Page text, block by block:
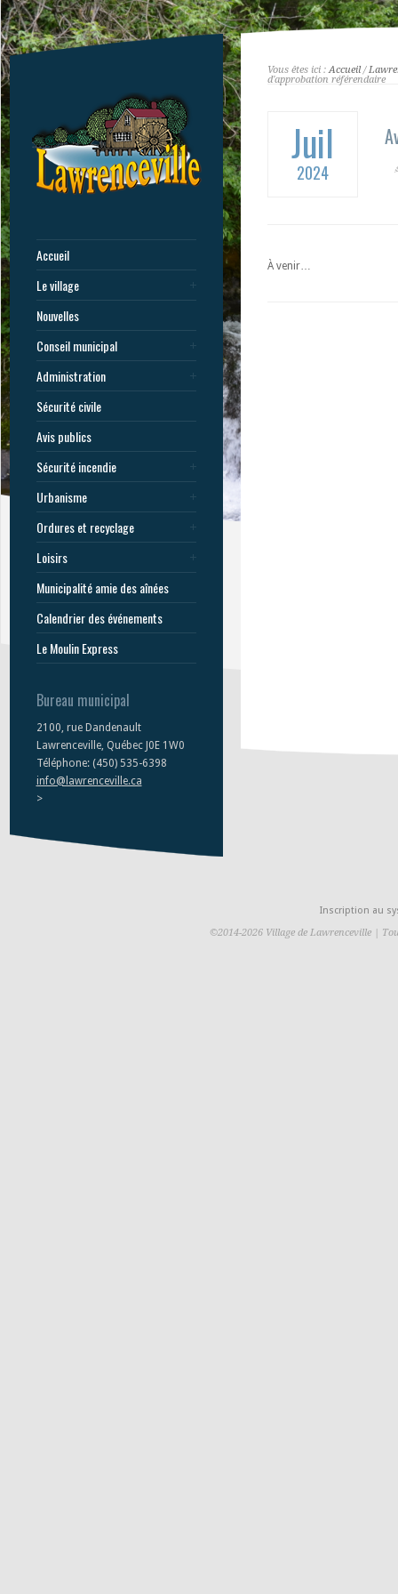
Accueil
Le village
Nouvelles
Conseil municipal
Administration
Sécurité civile
Avis publics
Sécurité incendie
Urbanisme
Ordures et recyclage
Loisirs
Municipalité amie des aînées
Calendrier des événements
Le Moulin Express
Bureau municipal
2100, rue Dandenault
Lawrenceville, Québec J0E 1W0
Téléphone: (450) 535-6398
info@lawrenceville.ca
>
Vous êtes ici :Accueil/
d'approbation référendaire
Juil
2024
À venir…
Inscription au
©2014-2026 Village de Lawrenceville |